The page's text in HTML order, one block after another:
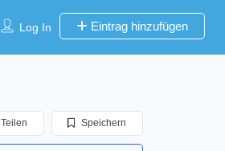
Log In Eintrag hinzufügen
Speichern
Teilen